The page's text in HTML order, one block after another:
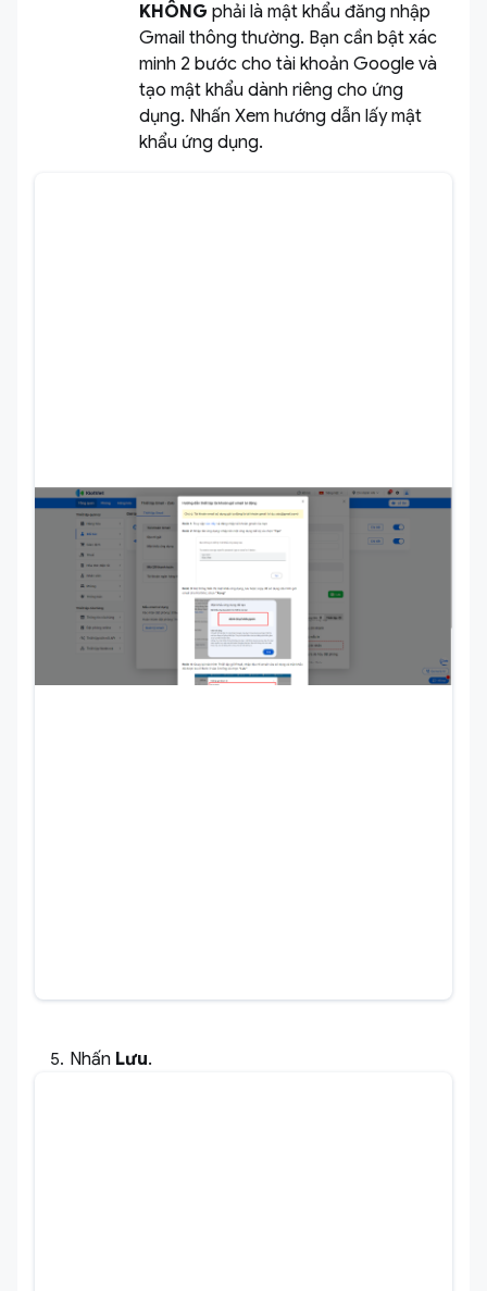
KHÔNG phải là mật khẩu đăng nhập
Gmail thông thường. Bạn cần bật xác
minh 2 bước cho tài khoản Google và
tạo mật khẩu dành riêng cho ứng
dụng. Nhấn Xem hướng dẫn lấy mật
khẩu ứng dụng.
Nhấn Lưu.